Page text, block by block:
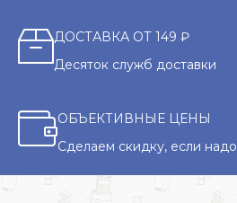
ДОСТАВКА ОТ 149 ₽
Десяток служб доставки
ОБЪЕКТИВНЫЕ ЦЕНЫ
Сделаем скидку, если надо